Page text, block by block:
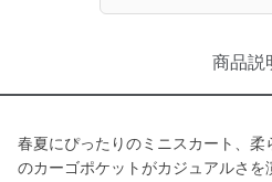
商品説
春夏にぴったりのミニスカート、柔
のカーゴポケットがカジュアルさ